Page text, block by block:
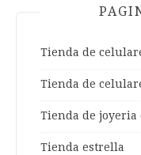
Tienda de
Tienda de
Tienda de joyeria
Tienda estrella